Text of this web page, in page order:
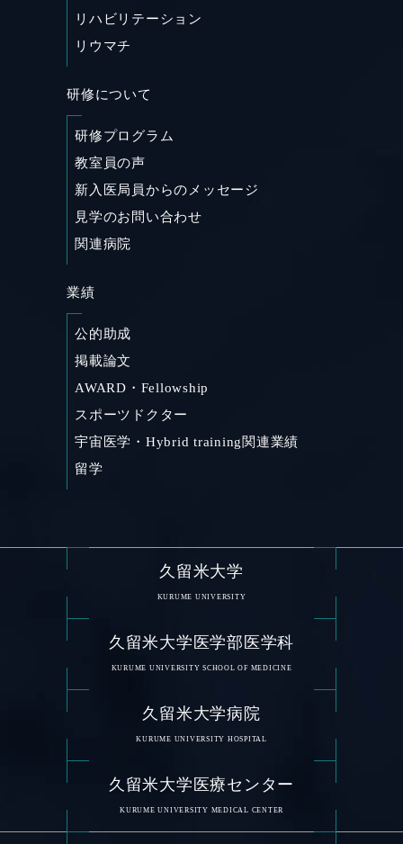
リハビリテーション
リウマチ
研修について
研修プログラム
教室員の声
新入医局員からのメッセージ
見学のお問い合わせ
関連病院
業績
公的助成
掲載論文
AWARD・Fellowship
スポーツドクター
宇宙医学・Hybrid training関連業績
留学
久留米大学
KURUME UNIVERSITY
久留米大学医学部医学科
KURUME UNIVERSITY SCHOOL OF MEDICINE
久留米大学病院
KURUME UNIVERSITY HOSPITAL
久留米大学医療センター
KURUME UNIVERSITY MEDICAL CENTER